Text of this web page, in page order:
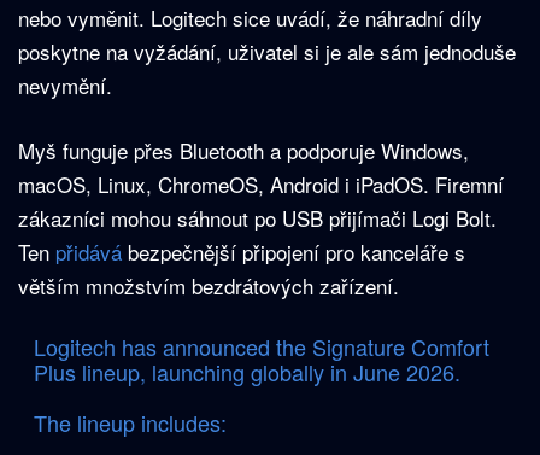
nebo vyměnit. Logitech sice uvádí, že náhradní díly
poskytne na vyžádání, uživatel si je ale sám jednoduše
nevymění.
Myš funguje přes Bluetooth a podporuje Windows,
macOS, Linux, ChromeOS, Android i iPadOS. Firemní
zákazníci mohou sáhnout po USB přijímači Logi Bolt.
Ten přidává bezpečnější připojení pro kanceláře s
větším množstvím bezdrátových zařízení.
Logitech has announced the Signature Comfort
Plus lineup, launching globally in June 2026.
The lineup includes: